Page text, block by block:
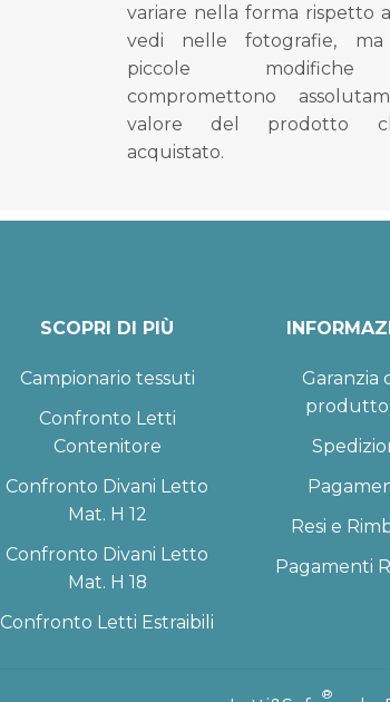
variare nella forma rispetto
vedi nelle fotografie, ma
piccole
compromettono
valore del prodotto
acquistato.
SCOPRI DI PIÙ
Campionario tessuti
Confronto Letti
Contenitore
Confronto Divani Letto
Mat. H 12
Confronto Divani Letto
Mat. H 18
Confronto Letti Estraibili
Garanzia
Resi e
Pagamenti
®